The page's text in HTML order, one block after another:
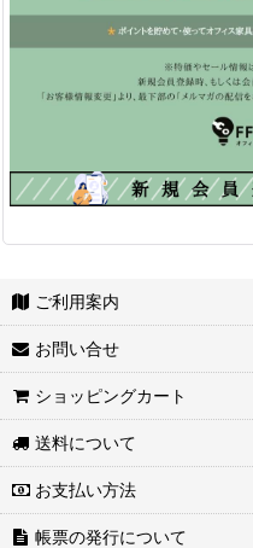
ご利用案内
お問い合せ
ショッピングカート
送料について
お支払い方法
帳票の発行について